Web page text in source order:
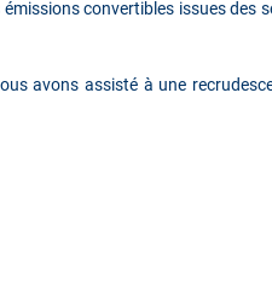
convertibles issues des
avons assisté à une